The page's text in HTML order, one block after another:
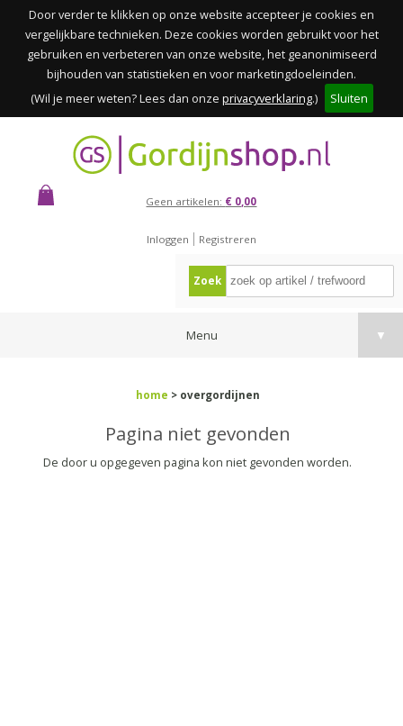
Door verder te klikken op onze website accepteer je cookies en
vergelijkbare technieken. Deze cookies worden gebruikt voor het
gebruiken en verbeteren van onze website, het geanonimiseerd
bijhouden van statistieken en voor marketingdoeleinden.
(Wil je meer weten? Lees dan onze privacyverklaring.) Sluiten
Geen artikelen: € 0,00
Inloggen Registreren
Zoek
Menu ▼
home > overgordijnen
Pagina niet gevonden
De door u opgegeven pagina kon niet gevonden worden.